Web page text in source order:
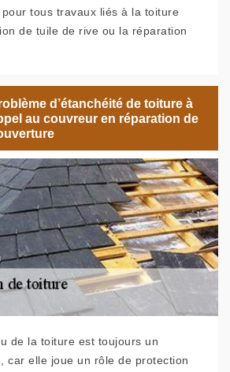
tous travaux liés à la toiture
de tuile de rive ou la réparation
d’étanchéité de toiture à
au couvreur en réparation de
de la toiture est toujours un
car elle joue un rôle de protection